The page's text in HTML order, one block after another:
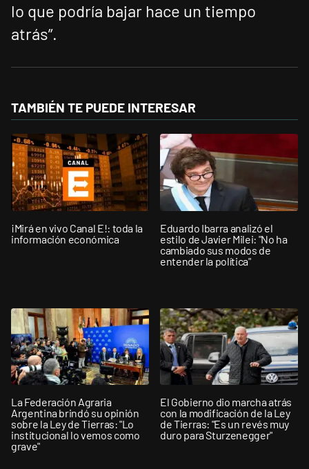
lo que podría bajar hace un tiempo
atrás”.
TAMBIÉN TE PUEDE INTERESAR
¡Mirá en vivo Canal E!: toda la
información económica
Eduardo Ibarra analizó el
estilo de Javier Milei: "No ha
cambiado sus modos de
entender la política"
La Federación Agraria
Argentina brindó su opinión
sobre la Ley de Tierras: "Lo
institucional lo vemos como
grave"
El Gobierno dio marcha atrás
con la modificación de la Ley
de Tierras: "Es un revés muy
duro para Sturzenegger"